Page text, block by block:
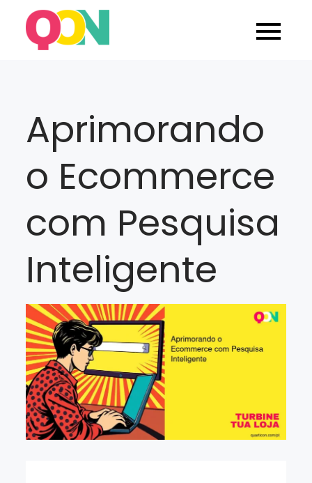
content
Blog Quarticon
Aprimorando
o Ecommerce
com Pesquisa
Inteligente